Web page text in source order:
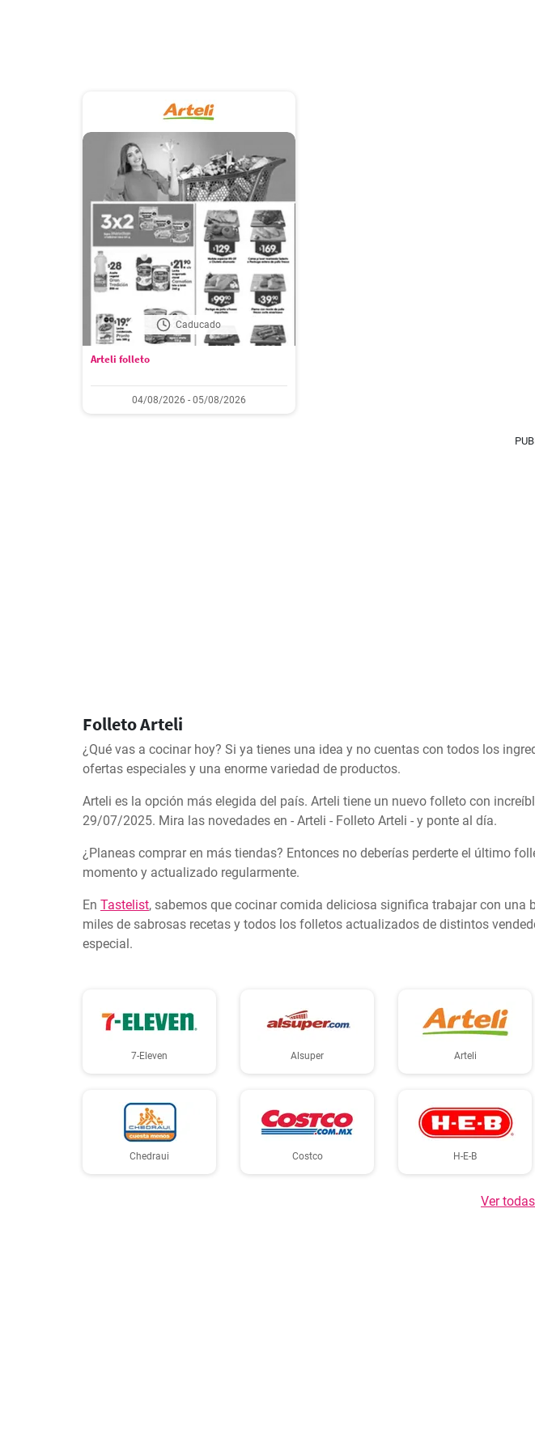
Caducado
Arteli folleto
04/08/2026 - 05/08/2026
Folleto Arteli
¿Qué vas a cocinar hoy? Si ya tienes una idea y no cuentas con todos los
ofertas especiales y una enorme variedad de productos.
Arteli es la opción más elegida del país. Arteli tiene un nuevo folleto con
29/07/2025. Mira las novedades en - Arteli - Folleto Arteli - y ponte al día.
¿Planeas comprar en más tiendas? Entonces no deberías perderte el último
momento y actualizado regularmente.
En Tastelist, sabemos que cocinar comida deliciosa significa trabajar con
miles de sabrosas recetas y todos los folletos actualizados de distintos
especial.
7-Eleven Alsuper Arteli
Chedraui Costco H-E-B
Ver